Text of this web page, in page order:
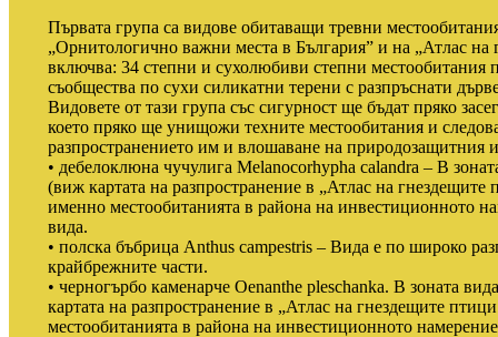
Първата група са видове обитаващи тревни
„Орнитологично важни места в България” и на „Атлас на
включва: 34 степни и сухолюбиви степни местообитания
съобщества по сухи силикатни терени с разпръснати
Видовете от тази група със сигурност ще бъдат пряко
което пряко ще унищожи техните местообитания и
разпространението им и влошаване на природозащитния
• дебелоклюна чучулига Melanocorhypha calandra – В
(виж картата на разпространение в „Атлас на гнездещите
именно местообитанията в района на инвестиционното
вида.
• полска бъбрица Anthus campestris – Вида е по широко
крайбрежните части.
• черногърбо каменарче Oenanthe pleschanka. В зоната
картата на разпространение в „Атлас на гнездещите
местообитанията в района на инвестиционното